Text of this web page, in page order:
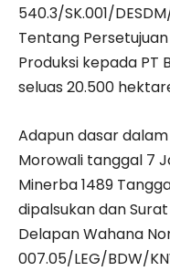
540.3/SK.001/
Tentang
Produksi kepada PT
seluas 20.500
Adapun dasar
Morowali tanggal 7
Minerba 1489
dipalsukan dan
Delapan Wahana
007.05/LEG/BDW/